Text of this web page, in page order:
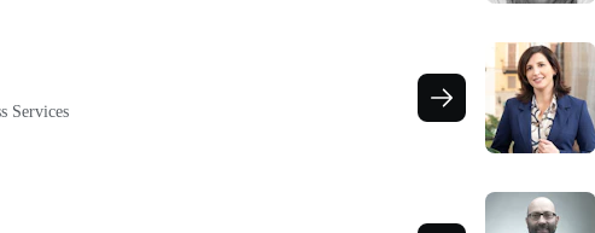
Services